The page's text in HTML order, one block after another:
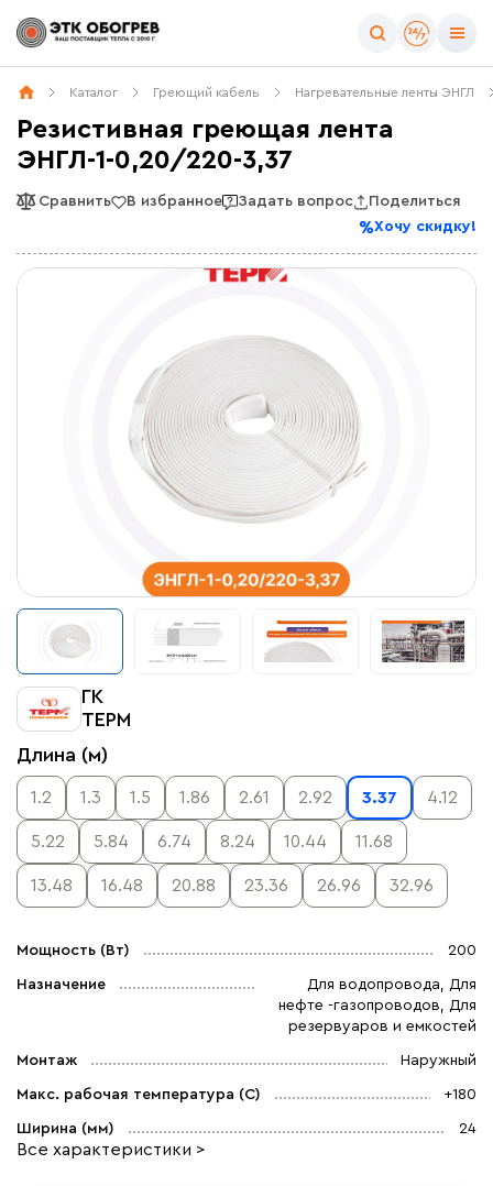
Каталог Греющий кабель Нагревательные ленты ЭНГЛ
Резистивная греющая лента
ЭНГЛ-1-0,20/220-3,37
Сравнить В избранное Задать вопрос
Поделиться
Хочу скидку!
ГК
ТЕРМ
Длина (м)
1.2 1.3 1.5 1.86 2.61 2.92 3.37 4.12
5.22 5.84 6.74 8.24 10.44 11.68
13.48 16.48 20.88 23.36 26.96 32.96
Мощность (Вт) 200
Назначение
Для водопровода, Для
нефте -газопроводов, Для
резервуаров и емкостей
Монтаж Наружный
Макс. рабочая температура (C) +180
Ширина (мм) 24
Все характеристики >